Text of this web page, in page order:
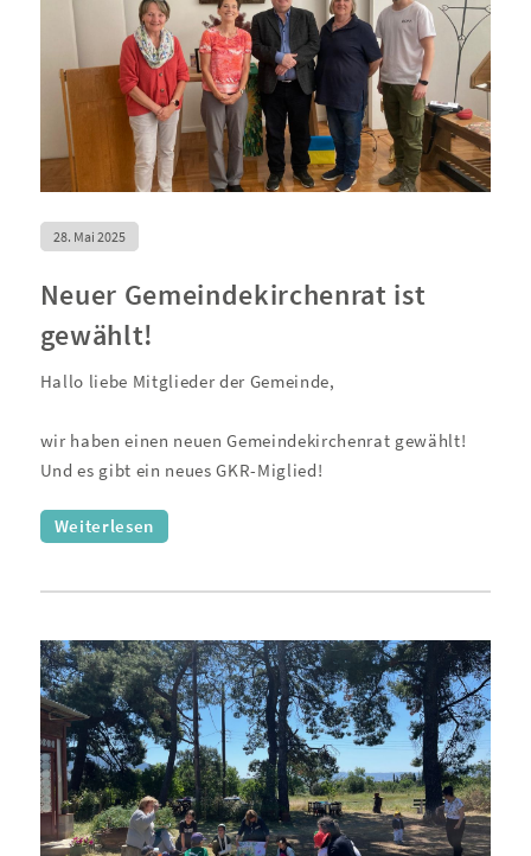
28. Mai 2025
Neuer Gemeindekirchenrat ist
gewählt!
Hallo liebe Mitglieder der Gemeinde,
wir haben einen neuen Gemeindekirchenrat gewählt!
Und es gibt ein neues GKR-Miglied!
Weiterlesen